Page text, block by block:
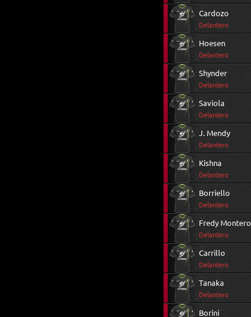
Cardozo
Delantero
Hoesen
Delantero
Shynder
Delantero
Saviola
Delantero
J. Mendy
Delantero
Kishna
Delantero
Borriello
Delantero
Fredy Montero
Delantero
Carrillo
Delantero
Tanaka
Delantero
Borini